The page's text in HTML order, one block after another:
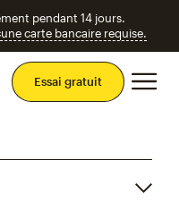
pendant 14 jours.
carte bancaire requise.
Essai gratuit